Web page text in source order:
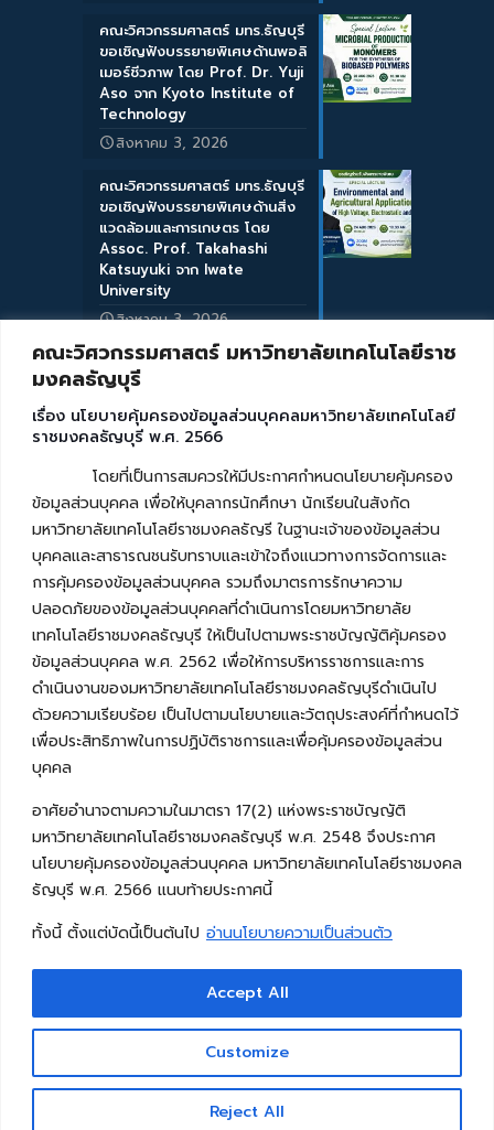
คณะวิศวกรรมศาสตร์ มหาวิทยาลัยเทคโนโลยีราช
มงคลธัญบุรี
เรื่อง นโยบายคุ้มครองข้อมูลส่วนบุคคลมหาวิทยาลัยเทคโนโลยี
ราชมงคลธัญบุรี พ.ศ. 2566
โดยที่เป็นการสมควรให้มีประกาศกำหนดนโยบายคุ้มครอง
ข้อมูลส่วนบุคคล เพื่อให้บุคลากรนักศึกษา นักเรียนในสังกัด
มหาวิทยาลัยเทคโนโลยีราชมงคลธัญรี ในฐานะเจ้าของข้อมูลส่วน
บุคคลและสาธารณชนรับทราบและเข้าใจถึงแนวทางการจัดการและ
การคุ้มครองข้อมูลส่วนบุคคล รวมถึงมาตรการรักษาความ
ปลอดภัยของข้อมูลส่วนบุคคลที่ดำเนินการโดยมหาวิทยาลัย
เทคโนโลยีราชมงคลธัญบุรี ให้เป็นไปตามพระราชบัญญัติคุ้มครอง
ข้อมูลส่วนบุคคล พ.ศ. 2562 เพื่อให้การบริหารราชการและการ
ดำเนินงานของมหาวิทยาลัยเทคโนโลยีราชมงคลธัญบุรีดำเนินไป
ด้วยความเรียบร้อย เป็นไปตามนโยบายและวัตถุประสงค์ที่กำหนดไว้
เพื่อประสิทธิภาพในการปฏิบัติราชการและเพื่อคุ้มครองข้อมูลส่วน
บุคคล
อาศัยอำนาจตามความในมาตรา 17(2) แห่งพระราชบัญญัติ
มหาวิทยาลัยเทคโนโลยีราชมงคลธัญบุรี พ.ศ. 2548 จึงประกาศ
นโยบายคุ้มครองข้อมูลส่วนบุคคล มหาวิทยาลัยเทคโนโลยีราชมงคล
ธัญบุรี พ.ศ. 2566 แนบท้ายประกาศนี้
ทั้งนี้ ตั้งแต่บัดนี้เป็นต้นไป อ่านนโยบายความเป็นส่วนตัว
Customize
Reject All
Accept All
คณะวิศวกรรมศาสตร์ มทร.ธัญบุรี
ขอเชิญฟังบรรยายพิเศษด้านพอลิ
เมอร์ชีวภาพ โดย Prof. Dr. Yuji
Aso จาก Kyoto Institute of
Technology
สิงหาคม 3, 2026
คณะวิศวกรรมศาสตร์ มทร.ธัญบุรี
ขอเชิญฟังบรรยายพิเศษด้านสิ่ง
แวดล้อมและการเกษตร โดย
Assoc. Prof. Takahashi
Katsuyuki จาก Iwate
University
สิงหาคม 3, 2026
Copyright © 2026 คณะวิศวกรรมศาสตร์ มหาวิทยาลัย
เทคโนโลยีราชมงคลธัญบุรี